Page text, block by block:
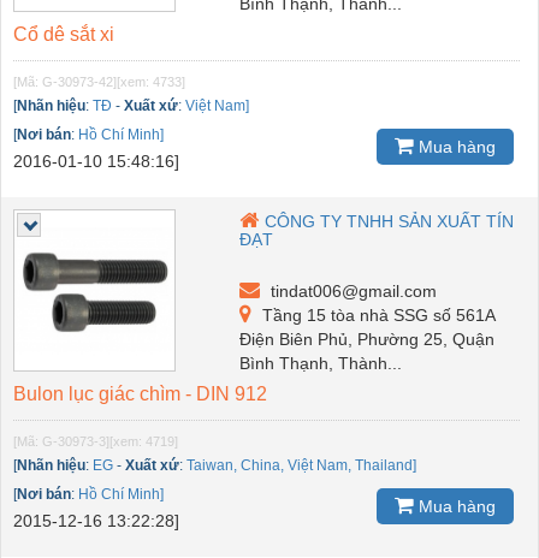
Cổ dê sắt xi
[Mã: G-30973-42][xem: 4733]
[Nhãn hiệu: TĐ - Xuất xứ: Việt Nam]
[Nơi bán: Hồ Chí Minh]
2016-01-10 15:48:16]
Mua hàng
CÔNG TY TNHH SẢN XUẤT TÍN
ĐẠT
tindat006@gmail.com
Tầng 15 tòa nhà SSG số 561A
Điện Biên Phủ, Phường 25, Quận
Bình Thạnh, Thành...
Bulon lục giác chìm - DIN 912
[Mã: G-30973-3][xem: 4719]
[Nhãn hiệu: EG - Xuất xứ: Taiwan, China, Việt Nam, Thailand]
[Nơi bán: Hồ Chí Minh]
2015-12-16 13:22:28]
Mua hàng